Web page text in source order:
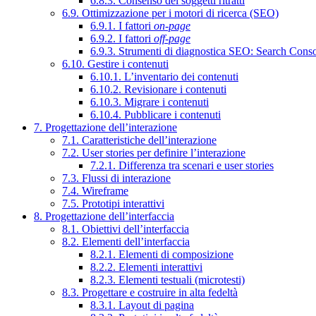
6.9. Ottimizzazione per i motori di ricerca (SEO)
6.9.1. I fattori on-page
6.9.2. I fattori off-page
6.9.3. Strumenti di diagnostica SEO: Search
6.10. Gestire i contenuti
6.10.1. L’inventario dei contenuti
6.10.2. Revisionare i contenuti
6.10.3. Migrare i contenuti
6.10.4. Pubblicare i contenuti
7. Progettazione dell’interazione
7.1. Caratteristiche dell’interazione
7.2. User stories per definire l’interazione
7.2.1. Differenza tra scenari e user stories
7.3. Flussi di interazione
7.4. Wireframe
7.5. Prototipi interattivi
8. Progettazione dell’interfaccia
8.1. Obiettivi dell’interfaccia
8.2. Elementi dell’interfaccia
8.2.1. Elementi di composizione
8.2.2. Elementi interattivi
8.2.3. Elementi testuali (microtesti)
8.3. Progettare e costruire in alta fedeltà
8.3.1. Layout di pagina